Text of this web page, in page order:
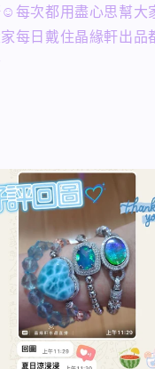
每次都用盡心思幫大
每日戴住晶緣軒出品